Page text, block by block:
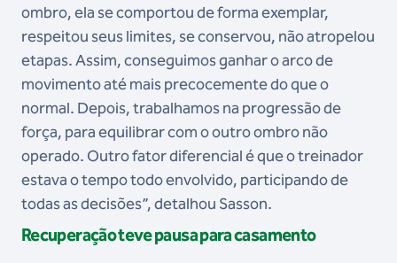
ombro, ela se comportou de forma exemplar,
respeitou seus limites, se conservou, não atropelou
etapas. Assim, conseguimos ganhar o arco de
movimento até mais precocemente do que o
normal. Depois, trabalhamos na progressão de
força, para equilibrar com o outro ombro não
operado. Outro fator diferencial é que o treinador
estava o tempo todo envolvido, participando de
todas as decisões”, detalhou Sasson.
Recuperação teve pausa para casamento